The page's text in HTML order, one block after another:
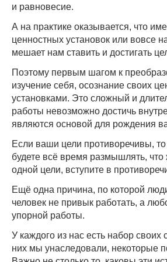
и равновесие.
А на практике оказывается, что
ценностных установок или вовсе
мешает нам ставить и достигать
Поэтому первым шагом к
изучение себя, осознание своих
установками. Это сложный и
работы невозможно достичь
являются основой для рождения
Если ваши цели противоречивы,
будете всё время размышлять,
одной цели, вступите в
Ещё одна причина, по которой
человек не привык работать, а
упорной работы.
У каждого из нас есть набор
них мы унаследовали, некоторые